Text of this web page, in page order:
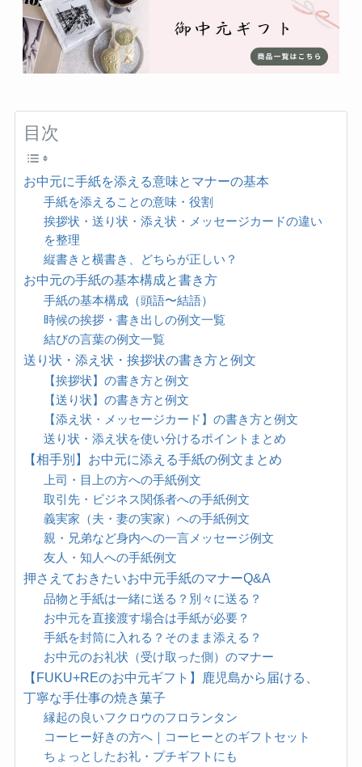
目次
お中元に手紙を添える意味とマナーの基本
手紙を添えることの意味・役割
挨拶状・送り状・添え状・メッセージカードの違い
を整理
縦書きと横書き、どちらが正しい？
お中元の手紙の基本構成と書き方
手紙の基本構成（頭語〜結語）
時候の挨拶・書き出しの例文一覧
結びの言葉の例文一覧
送り状・添え状・挨拶状の書き方と例文
【挨拶状】の書き方と例文
【送り状】の書き方と例文
【添え状・メッセージカード】の書き方と例文
送り状・添え状を使い分けるポイントまとめ
【相手別】お中元に添える手紙の例文まとめ
上司・目上の方への手紙例文
取引先・ビジネス関係者への手紙例文
義実家（夫・妻の実家）への手紙例文
親・兄弟など身内への一言メッセージ例文
友人・知人への手紙例文
押さえておきたいお中元手紙のマナーQ&A
品物と手紙は一緒に送る？別々に送る？
お中元を直接渡す場合は手紙が必要？
手紙を封筒に入れる？そのまま添える？
お中元のお礼状（受け取った側）のマナー
【FUKU+REのお中元ギフト】鹿児島から届ける、
丁寧な手仕事の焼き菓子
縁起の良いフクロウのフロランタン
コーヒー好きの方へ｜コーヒーとのギフトセット
ちょっとしたお礼・プチギフトにも